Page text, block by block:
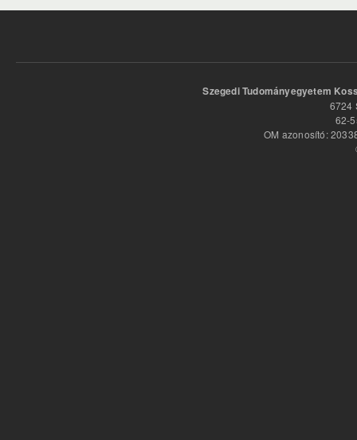
Szegedi Tudományegyetem
6724
62-
OM azonosító: